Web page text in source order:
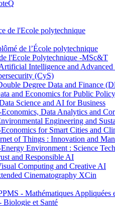
de l'Ecole polytechnique
de l’École polytechnique
l'Ecole Polytechnique -MSc&T
Intelligence and Advanced
(CyS)
Degree Data and Finance
and Economics for Public
Science and AI for Business
Data Analytics and
Engineering and
for Smart Cities and
of Things : Innovation and
Environment : Science
and Responsible AI
Computing and Creative AI
Cinematography XCin
- Mathématiques Appliquées
et Santé